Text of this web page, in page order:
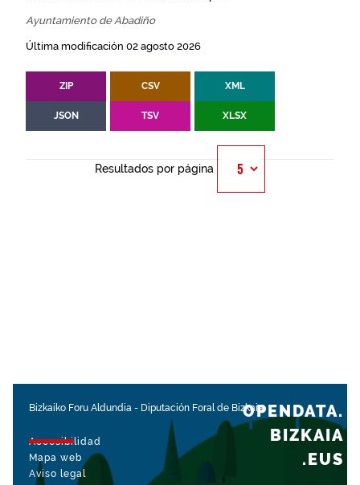
Ayuntamiento de Abadiño
Última modificación 02 agosto 2026
ZIP CSV XML
JSON TSV XLSX
Resultados por página
Bizkaiko Foru Aldundia - Diputación Foral de Bizkaia
Accesibilidad
Mapa web
Aviso legal
OPENDATA.
BIZKAIA
.EUS